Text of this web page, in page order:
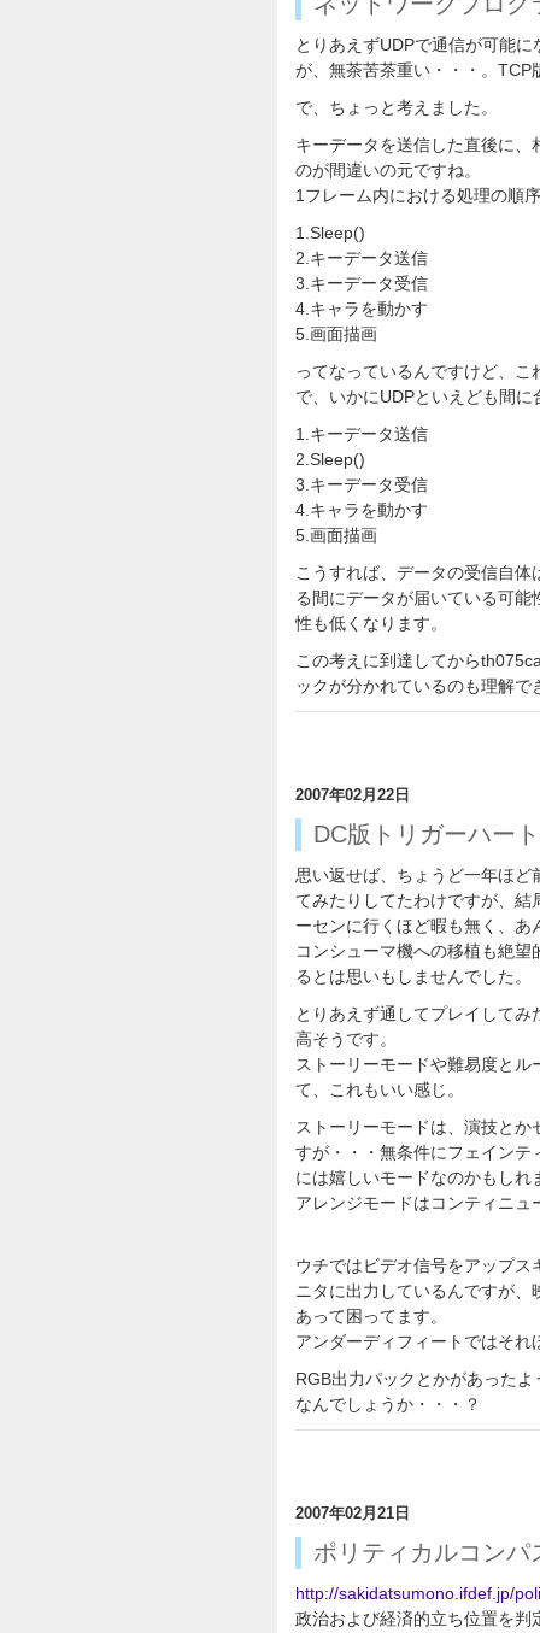
とりあえずUDPで通信が可能に
が、無茶苦茶重い・・・。TCP
で、ちょっと考えました。
キーデータを送信した直後に
のが間違いの元ですね。
1フレーム内における処理の順
1.Sleep()
2.キーデータ送信
3.キーデータ受信
4.キャラを動かす
5.画面描画
ってなっているんですけど、
で、いかにUDPといえども間
1.キーデータ送信
2.Sleep()
3.キーデータ受信
4.キャラを動かす
5.画面描画
こうすれば、データの受信自
る間にデータが届いている可
性も低くなります。
この考えに到達してから
ックが分かれているのも理解
2007年02月22日
DC版トリガーハー
思い返せば、ちょうど一年ほ
てみたりしてたわけですが、
ーセンに行くほど暇も無く、
コンシューマ機への移植も絶
るとは思いもしませんでした。
とりあえず通してプレイして
高そうです。
ストーリーモードや難易度と
て、これもいい感じ。
ストーリーモードは、演技と
すが・・・無条件にフェイン
には嬉しいモードなのかもしれ
アレンジモードはコンティニ
ウチではビデオ信号をアップ
ニタに出力しているんですが
あって困ってます。
アンダーディフィートではそ
RGB出力パックとかがあった
なんでしょうか・・・？
2007年02月21日
ポリティカルコンパ
http://sakidatsumono.ifdef.jp/
政治および経済的立ち位置を判